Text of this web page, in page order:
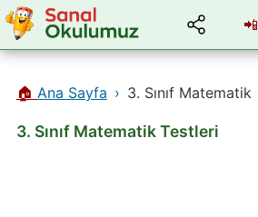
📲
🏠 Ana Sayfa 3. Sınıf Matematik
3. Sınıf Matematik Testleri